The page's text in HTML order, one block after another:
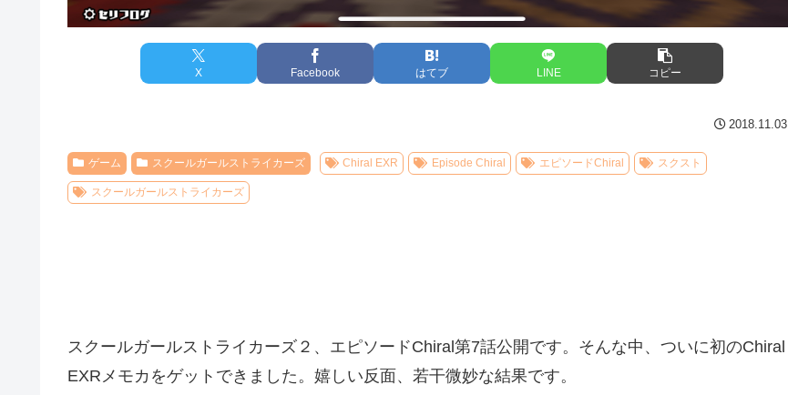
X Facebook はてブ LINE コピー
2018.11.03
ゲーム スクールガールストライカーズ Chiral EXR Episode Chiral エピソードChiral スクスト
スクールガールストライカーズ
スクールガールストライカーズ２、エピソードChiral第7話公開です。そんな中、ついに初のChiral
EXRメモカをゲットできました。嬉しい反面、若干微妙な結果です。